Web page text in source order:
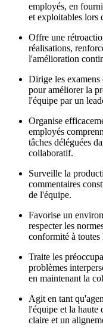
employés, en
et exploitables lors
Offre une
réalisations,
l'amélioration
Dirige les examens
pour améliorer la
l'équipe par un
Organise
employés
tâches déléguées
collaboratif.
Surveille la
commentaires
de l'équipe.
Favorise un
respecter les
conformité à toutes
Traite les
problèmes
en maintenant la
Agit en tant
l'équipe et la haute
claire et un